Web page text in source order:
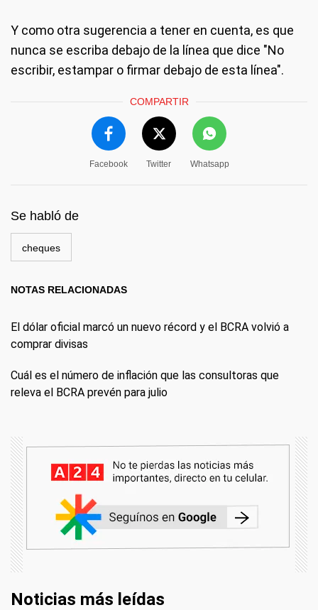
Y como otra sugerencia a tener en cuenta, es que
nunca se escriba debajo de la línea que dice "No
escribir, estampar o firmar debajo de esta línea".
COMPARTIR
Facebook Twitter Whatsapp
Se habló de
cheques
NOTAS RELACIONADAS
El dólar oficial marcó un nuevo récord y el BCRA volvió a
comprar divisas
Cuál es el número de inflación que las consultoras que
releva el BCRA prevén para julio
Noticias más leídas